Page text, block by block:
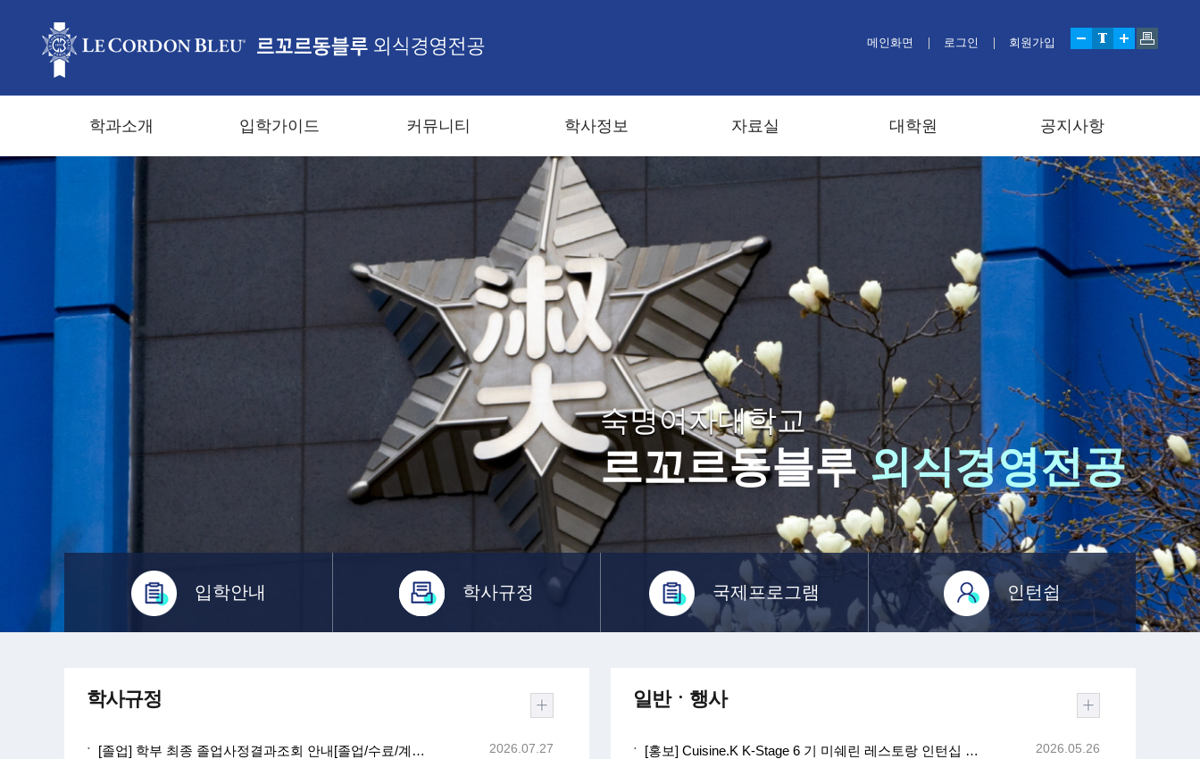
메인화면 로그인 회원가입
학과소개 입학가이드 커뮤니티
웹진
학사정보
졸업 국제 프로그램 장학정보
자료실
관련사이트
대학원
대학원 커리큘럼
공지사항
일반, 행사 공고
숙명여자대학교
르꼬르동블루외식경영전공
입학안내 학사규정 국제프로그램 인턴쉽
학사규정
[졸업] 학부 최종 졸업사정결과조회 안내[졸업/수료/계속수학/졸업불가] 2026.07.27
일반ㆍ행사
[홍보] Cuisine.K K-Stage 6 기 미쉐린 레스토랑 인턴십 참여자 모집 (~6 2026.05.26